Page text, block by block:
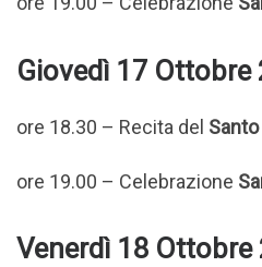
Giovedì 17 Ottobre
ore 18.30 – Recita del
ore 19.00 – Celebrazione
Venerdì 18 Ottobre